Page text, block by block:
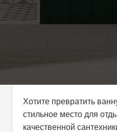
Хотите превратить
стильное место для
качественной